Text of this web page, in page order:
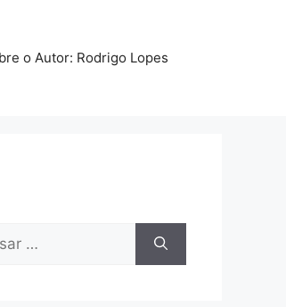
o Autor: Rodrigo Lopes